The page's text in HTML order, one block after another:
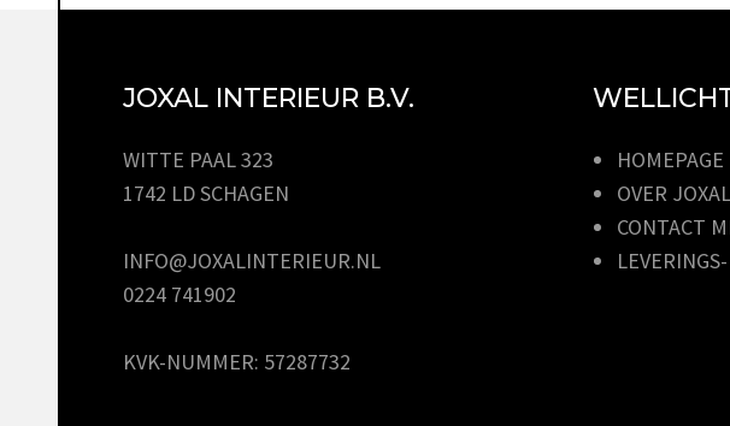
JOXAL INTERIEUR B.V.
WITTE PAAL 323
1742 LD SCHAGEN
INFO@JOXALINTERIEUR.NL
0224 741902
KVK-NUMMER: 57287732
HOMEPAGE
OVER JOXAL
CONTACT